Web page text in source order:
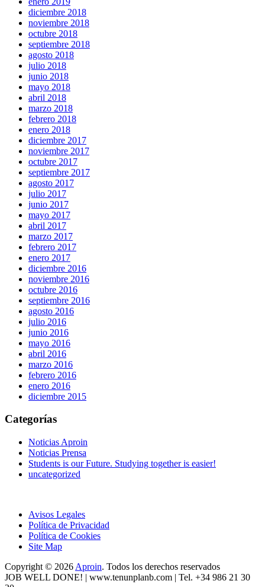
diciembre 2018
noviembre 2018
octubre 2018
septiembre 2018
agosto 2018
julio 2018
junio 2018
mayo 2018
abril 2018
marzo 2018
febrero 2018
enero 2018
diciembre 2017
noviembre 2017
octubre 2017
septiembre 2017
agosto 2017
julio 2017
junio 2017
mayo 2017
abril 2017
marzo 2017
febrero 2017
enero 2017
diciembre 2016
noviembre 2016
octubre 2016
septiembre 2016
agosto 2016
julio 2016
junio 2016
mayo 2016
abril 2016
marzo 2016
febrero 2016
enero 2016
diciembre 2015
Categorías
Noticias Aproin
Noticias Prensa
Students is our Future. Studying together is easier!
uncategorized
Avisos Legales
Política de Privacidad
Política de Cookies
Site Map
Copyright © 2026 Aproin. Todos los derechos reservados
JOB WELL DONE! | www.tenunplanb.com | Tel. +34 986 21 30